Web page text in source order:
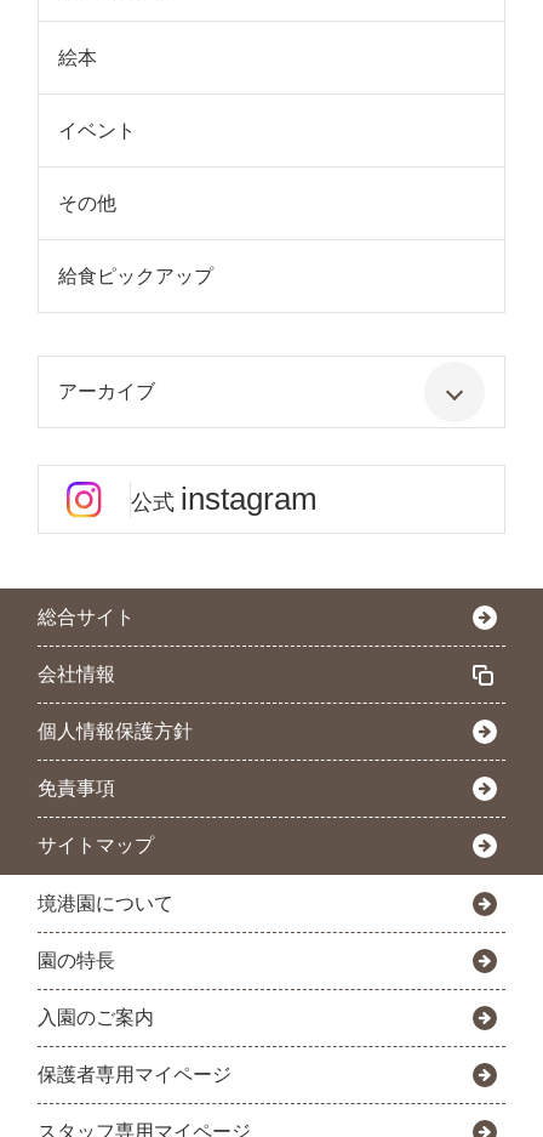
絵本
イベント
その他
給食ピックアップ
アーカイブ
公式 instagram
総合サイト
会社情報
個人情報保護方針
免責事項
サイトマップ
境港園について
園の特長
入園のご案内
保護者専用マイページ
スタッフ専用マイページ